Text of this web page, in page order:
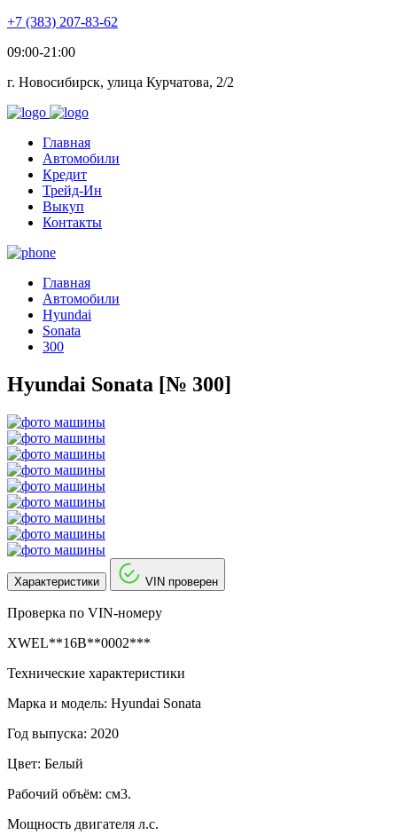
+7 (383) 207-83-62
09:00-21:00
г. Новосибирск, улица Курчатова, 2/2
Главная
Автомобили
Кредит
Трейд-Ин
Выкуп
Контакты
Главная
Автомобили
Hyundai
Sonata
300
Hyundai Sonata [№ 300]
Характеристики VIN проверен
Проверка по VIN-номеру
XWEL**16B**0002***
Технические характеристики
Марка и модель: Hyundai Sonata
Год выпуска: 2020
Цвет: Белый
Рабочий объём: см3.
Мощность двигателя л.с.